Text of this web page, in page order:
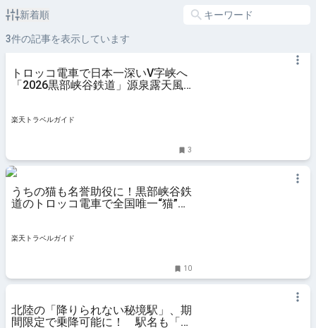
新着順
3件の記事を表示しています
トロッコ電車で日本一深いV字峡へ
「2026黒部峡谷鉄道」源泉露天風
楽天トラベルガイド
3
うちの猫も名誉助役に！黒部峡谷鉄
道のトロッコ電車で全国唯一“猫”が
楽天トラベルガイド
10
北陸の「降りられない秘境駅」、期
間限定で乗降可能に！ 駅名も「日